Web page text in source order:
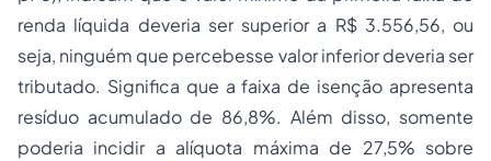
renda líquida deveria ser superior a R$ 3.556,56, ou
seja, ninguém que percebesse valor inferior deveria ser
tributado. Significa que a faixa de isenção apresenta
resíduo acumulado de 86,8%. Além disso, somente
poderia incidir a alíquota máxima de 27,5% sobre